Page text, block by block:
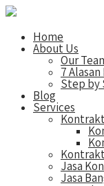
Home
About Us
Our
7
Step by
Blog
Services
Jasa
Jasa